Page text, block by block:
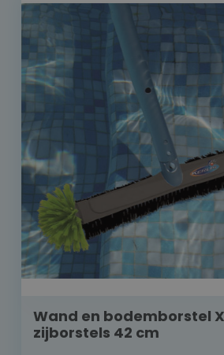
Wand en bodemborstel
zijborstels 42 cm